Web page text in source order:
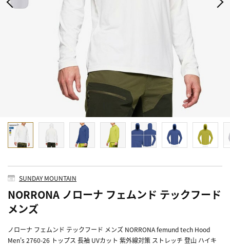
SUNDAY MOUNTAIN
NORRONA ノローナ フェムンド テックフード
メンズ
ノローナ フェムンド テックフード メンズ NORRONA femund tech Hood
Men's 2760-26 トップス 長袖 UVカット 紫外線対策 ストレッチ 登山 ハイキ